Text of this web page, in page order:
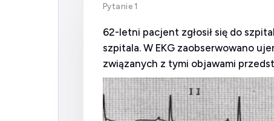
Pytanie 1
62-letni pacjent zgłosił się do
szpitala. W EKG zaobserwowano
związanych z tymi objawami